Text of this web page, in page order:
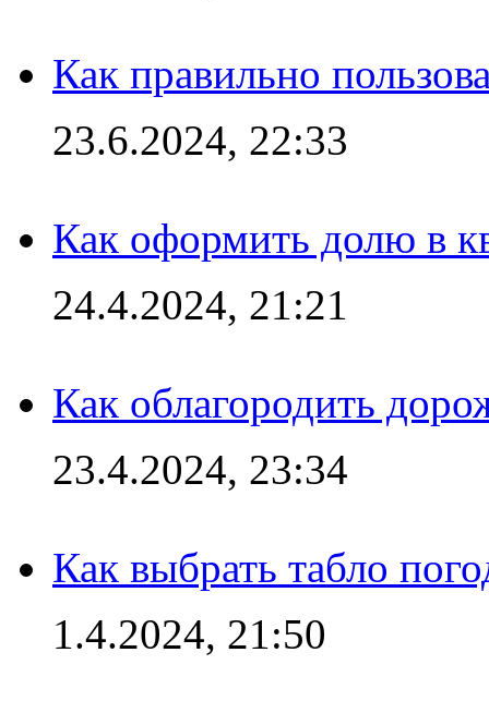
Как правильно
23.6.2024, 22:33
Как оформить долю в
24.4.2024, 21:21
Как облагородить
23.4.2024, 23:34
Как выбрать табло
1.4.2024, 21:50